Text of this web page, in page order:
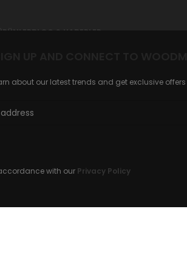
about our latest trends and get exclusive offers
with our Privacy Policy
BLOG & HABERLER